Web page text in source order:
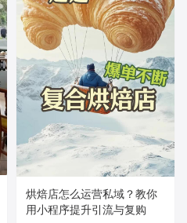
烘焙店怎么运营私域？教你
用小程序提升引流与复购